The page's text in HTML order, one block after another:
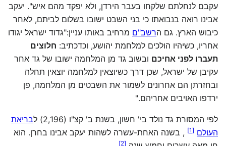
עקבם לנחלתם שלקחו בעבר הירדן, ולא יפקד מהם איש". יעקב
אבינו רואה בנבואתו כי בני השבט ישובו בשלום לביתם, לאחר
כיבוש הארץ. גם הרשב"ם מרחיב באותו עניין:"גדוד ישראל יגודו
אחריו, כשיהיו הולכים למלחמת יהושע, וכדכתיב: חלוצים
תעברו לפני אחיכם ובשוב גד מן המלחמה ישובו של גד אחר
עקיבן של ישראל, שכן דרך כשיוצאין למלחמה יוצאין תחלה
ובחזרתן הם אחרונים לשמור את השבטים מן המלחמה, פן
ירדפו האויבים אחריהם."
לפי המסורת גד נולד בי' חשון, בשנת ב' קצ"ו (2,196) ל
בריאת
העולם [
1
] , בשנה האחת-עשרה לשהות יעקב אבינו בחרן. הוא
[
2
]